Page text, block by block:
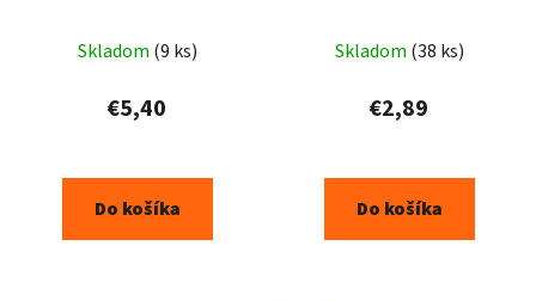
Skladom (9 ks)
€5,40
Do košíka
Skladom (38 ks)
€2,89
Do košíka